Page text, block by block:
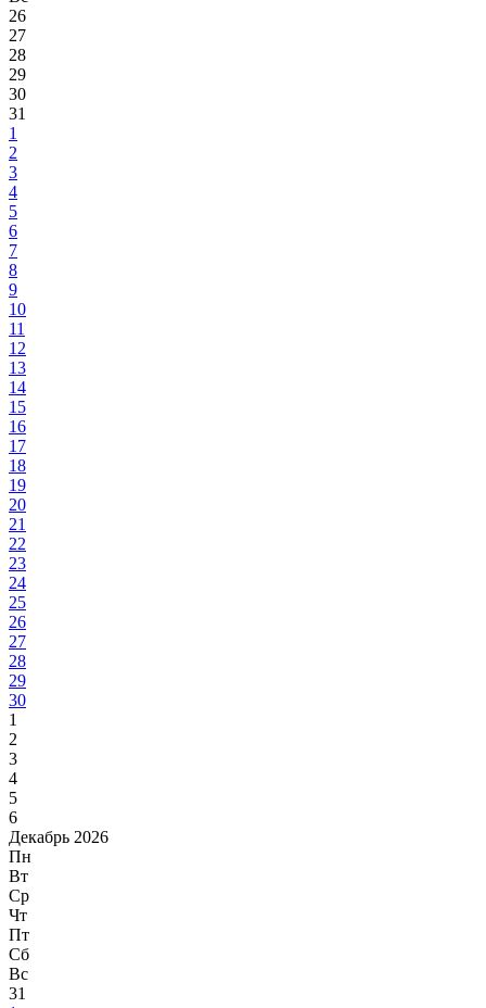
26
27
28
29
30
31
1
2
3
4
5
6
7
8
9
10
11
12
13
14
15
16
17
18
19
20
21
22
23
24
25
26
27
28
29
30
1
2
3
4
5
6
Декабрь 2026
Пн
Вт
Ср
Чт
Пт
Сб
Вс
31